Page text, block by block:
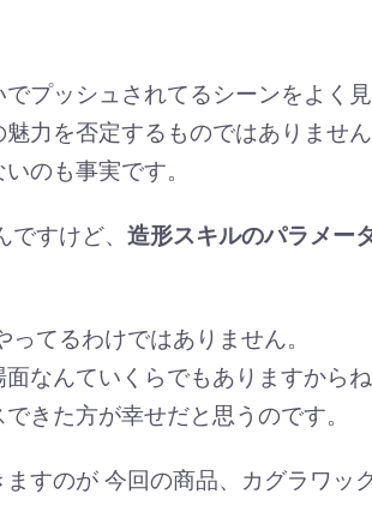
プッシュされてるシーンをよく見
力を否定するものではありません
のも事実です。
すけど、 造形スキルのパラメー
てるわけではありません。
なんていくらでもありますからね
きた方が幸せだと思うのです。
すのが 今回の商品、カグラワック